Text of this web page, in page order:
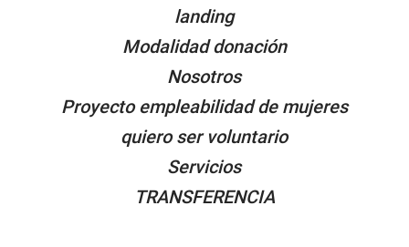
landing
Modalidad donación
Nosotros
Proyecto empleabilidad de mujeres
quiero ser voluntario
Servicios
TRANSFERENCIA